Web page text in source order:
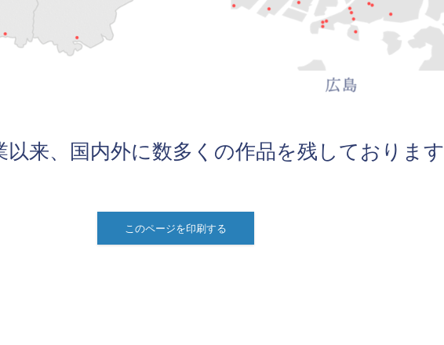
以来、国内外に数多くの作品を残しております
このページを印刷する